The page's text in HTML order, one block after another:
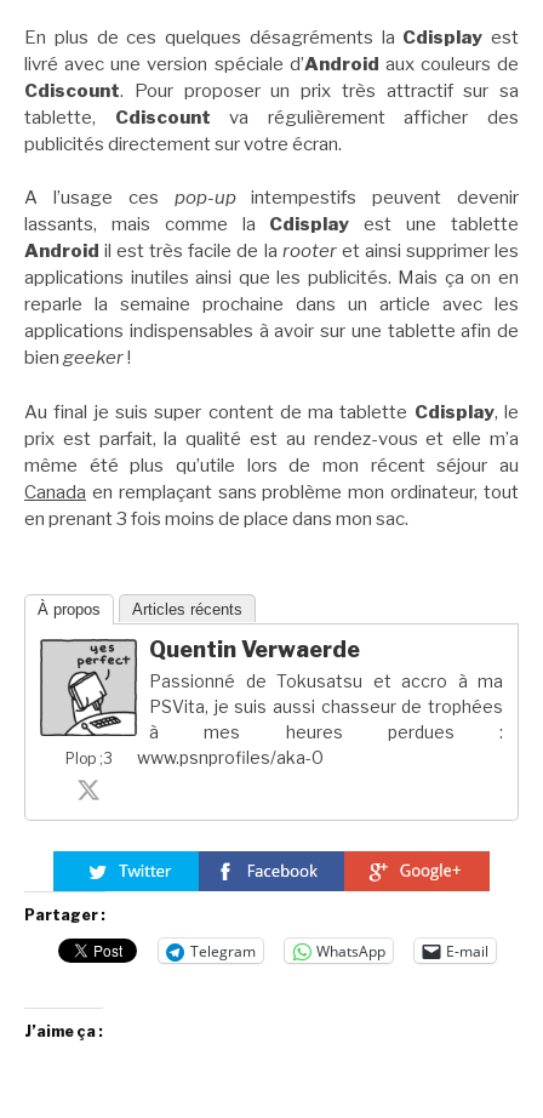
En plus de ces quelques désagréments la Cdisplay est
livré avec une version spéciale d’Android aux couleurs de
Cdiscount. Pour proposer un prix très attractif sur sa
tablette, Cdiscount va régulièrement afficher des
publicités directement sur votre écran.
A l’usage ces pop-upintempestifs peuvent devenir
lassants, mais comme la Cdisplay est une tablette
Android il est très facile de la rooteret ainsi supprimer les
applications inutiles ainsi que les publicités. Mais ça on en
reparle la semaine prochaine dans un article avec les
applications indispensables à avoir sur une tablette afin de
bien geeker!
Au final je suis super content de ma tablette Cdisplay, le
prix est parfait, la qualité est au rendez-vous et elle m’a
même été plus qu’utile lors de mon récent séjour au
Canada en remplaçant sans problème mon ordinateur, tout
en prenant 3 fois moins de place dans mon sac.
À propos Articles récents
Plop ;3
Quentin Verwaerde
Passionné de Tokusatsu et accro à ma
PSVita, je suis aussi chasseur de trophées
à mes heures perdues :
www.psnprofiles/aka-0
Partager :
Telegram WhatsApp E-mail
J’aime ça :